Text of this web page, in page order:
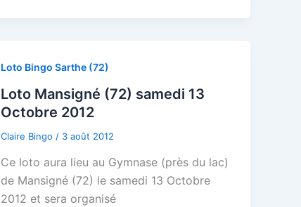
Loto Bingo Sarthe (72)
Loto Mansigné (72) samedi 13
Octobre 2012
Claire Bingo / 3 août 2012
Ce loto aura lieu au Gymnase (près du lac)
de Mansigné (72) le samedi 13 Octobre
2012 et sera organisé